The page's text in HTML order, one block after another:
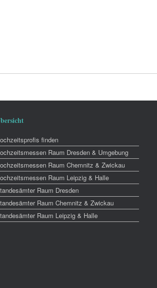
finden
Raum Dresden & Umgebung
Raum Chemnitz & Zwickau
Raum Leipzig & Halle
Raum Dresden
Raum Chemnitz & Zwickau
Raum Leipzig & Halle